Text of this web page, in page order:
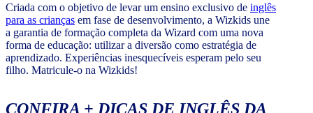
Criada com o objetivo de levar um ensino exclusivo de inglês
para as crianças em fase de desenvolvimento, a Wizkids une
a garantia de formação completa da Wizard com uma nova
forma de educação: utilizar a diversão como estratégia de
aprendizado. Experiências inesquecíveis esperam pelo seu
filho. Matricule-o na Wizkids!
CONFIRA + DICAS DE INGLÊS DA